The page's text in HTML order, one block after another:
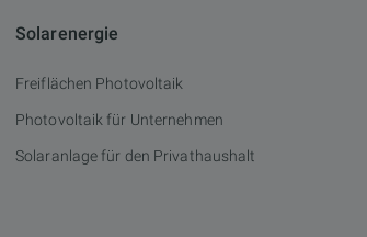
Solarenergie
Freiflächen Photovoltaik
Photovoltaik für Unternehmen
Solaranlage für den Privathaushalt